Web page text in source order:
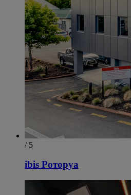
/ 5
ibis Роторуа